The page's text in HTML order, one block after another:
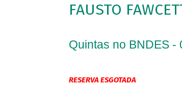
FAUSTO
Quintas no BNDES -
RESERVA ESGOTADA